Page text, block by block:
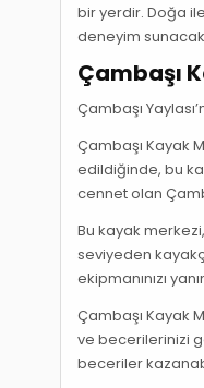
bir yerdir. Doğa
deneyim
Çambaşı
Çambaşı
Çambaşı Kayak
edildiğinde, bu
cennet olan
Bu kayak
seviyeden
ekipmanınızı
Çambaşı Kayak
ve becerilerinizi
beceriler